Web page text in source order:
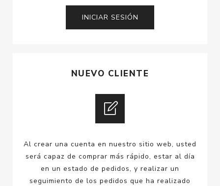
NUEVO CLIENTE
Al crear una cuenta en nuestro sitio web, usted
será capaz de comprar más rápido, estar al día
en un estado de pedidos, y realizar un
seguimiento de los pedidos que ha realizado